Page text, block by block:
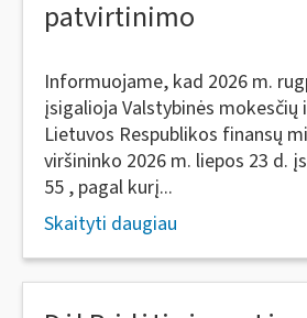
patvirtinimo
Informuojame, kad 2026 m.
įsigalioja Valstybinės mokesčių
Lietuvos Respublikos finansų
viršininko 2026 m. liepos 23 d.
55 , pagal kurį...
Skaityti daugiau